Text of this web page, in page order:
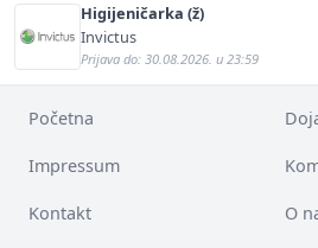
Higijeničarka (ž)
Invictus
Prijava do: 30.08.2026. u 23:59
Početna
Impressum
Kontakt O